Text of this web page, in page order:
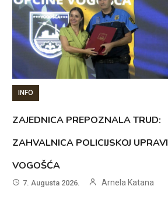
INFO
ZAJEDNICA PREPOZNALA TRUD:
ZAHVALNICA POLICIJSKOJ UPRAVI
VOGOŠĆA
7. Augusta 2026. Arnela Katana